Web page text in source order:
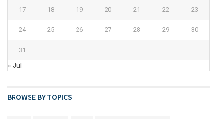
17 18 19 20 21 22 23
24 25 26 27 28 29 30
31
« Jul
BROWSE BY TOPICS